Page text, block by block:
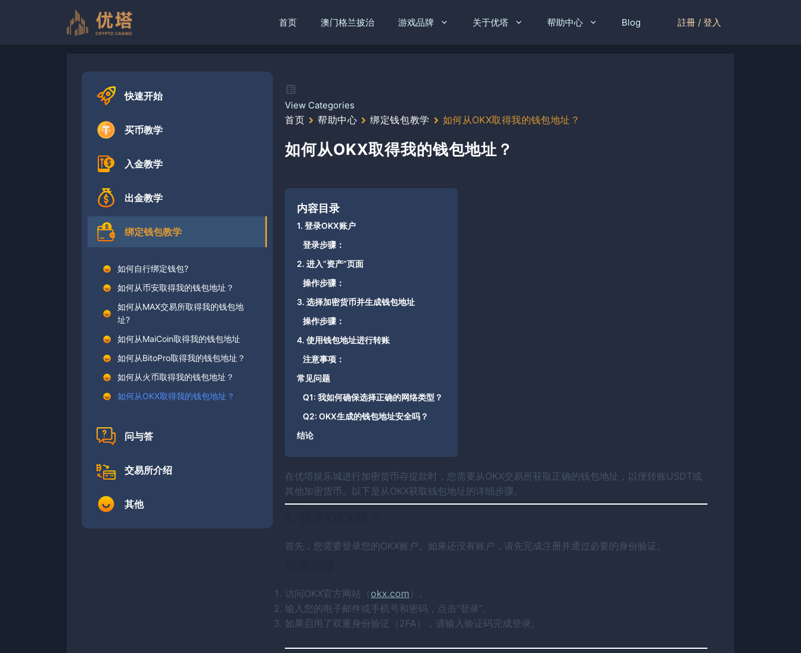
首页 澳门格兰披治 游戏品牌 关于优塔 帮助中心 Blog 註冊 / 登入
快速开始
买币教学
入金教学
出金教学
绑定钱包教学
如何自行绑定钱包?
如何从币安取得我的钱包地址？
如何从MAX交易所取得我的钱包地
址?
如何从MaiCoin取得我的钱包地址
如何从BitoPro取得我的钱包地址？
如何从火币取得我的钱包地址？
如何从OKX取得我的钱包地址？
问与答
交易所介绍
其他
View Categories
首页 帮助中心 绑定钱包教学 如何从OKX取得我的钱包地址？
如何从OKX取得我的钱包地址？
内容目录
1. 登录OKX账户
登录步骤：
2. 进入“资产”页面
操作步骤：
3. 选择加密货币并生成钱包地址
操作步骤：
4. 使用钱包地址进行转账
注意事项：
常见问题
Q1: 我如何确保选择正确的网络类型？
Q2: OKX生成的钱包地址安全吗？
结论
在优塔娱乐城进行加密货币存提款时，您需要从OKX交易所获取正确的钱包地址，以便转账USDT或
其他加密货币。以下是从OKX获取钱包地址的详细步骤。
首先，您需要登录您的OKX账户。如果还没有账户，请先完成注册并通过必要的身份验证。
访问OKX官方网站（ okx.com ）。
输入您的电子邮件或手机号和密码，点击“登录”。
如果启用了双重身份验证（2FA），请输入验证码完成登录。